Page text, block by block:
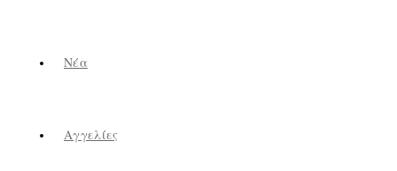
Νέα
Αγγελίες